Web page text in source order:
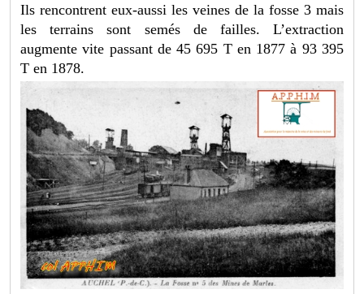
Ils rencontrent eux-aussi les veines de la fosse 3 mais
les terrains sont semés de failles. L’extraction
augmente vite passant de 45 695 T en 1877 à 93 395
T en 1878.